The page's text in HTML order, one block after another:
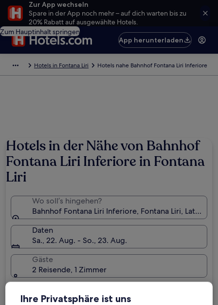
Zur App wechseln
Spare in der App noch mehr – auf dich warten bis zu
20% Rabatt auf ausgewählte Hotels.
Zum Hauptinhalt springen
App herunterladen
Hotels in Fontana Liri Hotels nahe Bahnhof Fontana Liri Inferiore
Hotels in der Nähe von Bahnhof
Fontana Liri Inferiore in Fontana
Liri
Wo soll’s hingehen?
Bahnhof Fontana Liri Inferiore, Fontana Liri, Latium,
Daten
Sa., 22. Aug. - So., 23. Aug.
Gäste
2 Reisende, 1 Zimmer
Ihre Privatsphäre ist uns